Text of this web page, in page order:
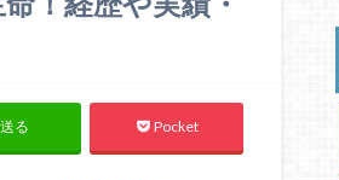
送る Pocket